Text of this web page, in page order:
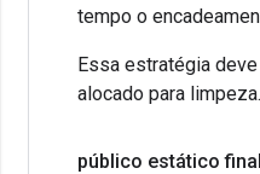
tempo o
Essa estratégia
alocado para
público estático